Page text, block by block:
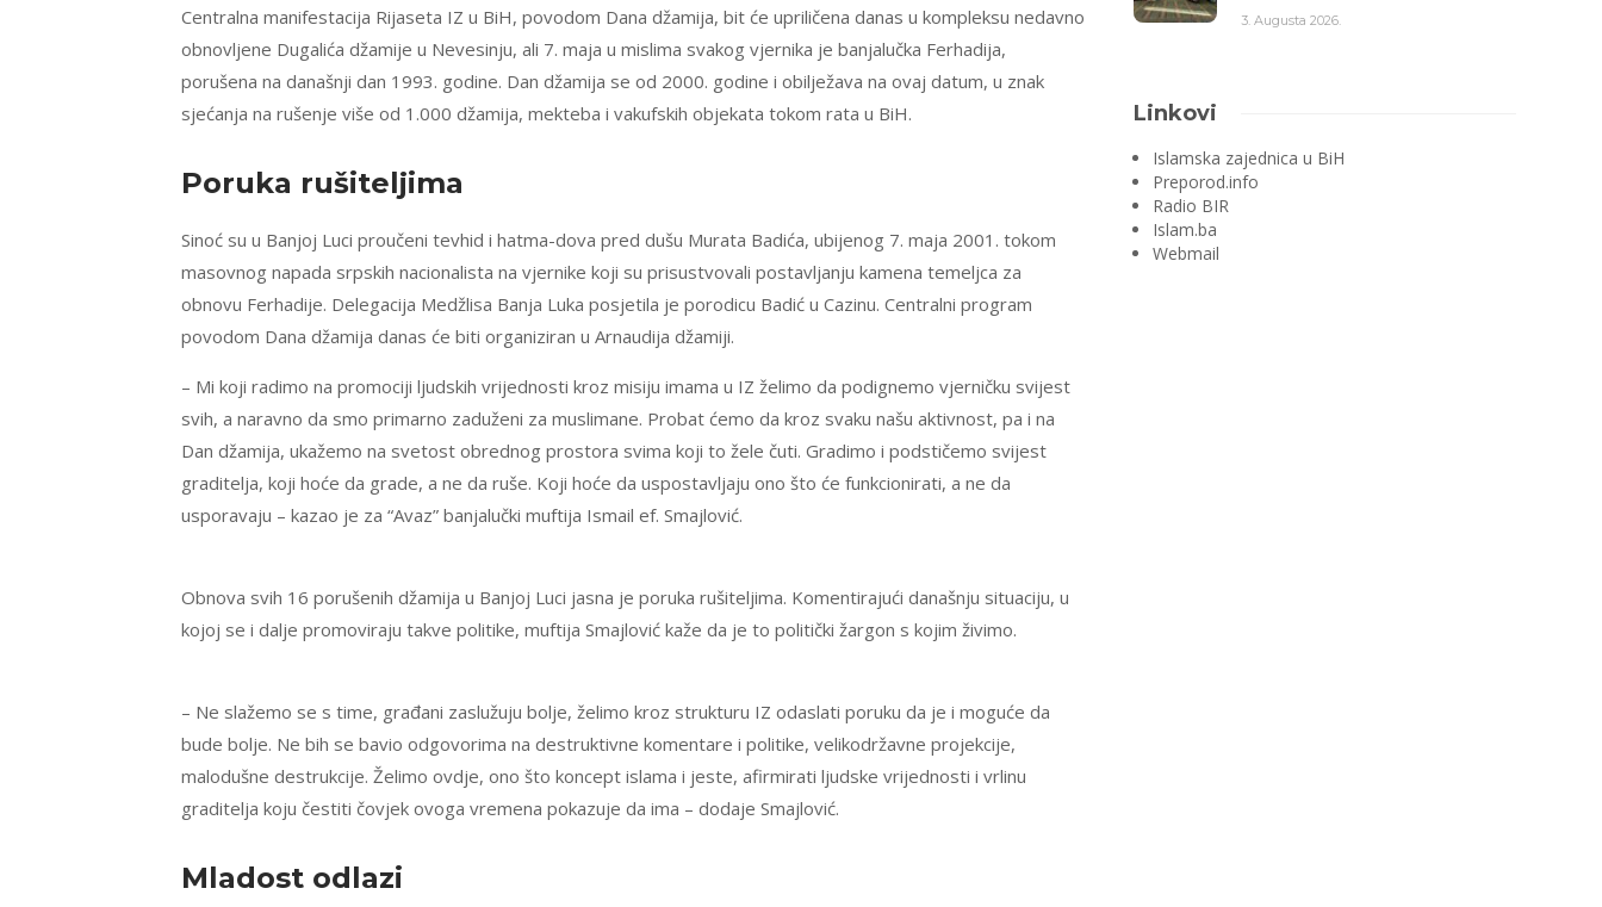
Centralna manifestacija Rijaseta IZ u BiH, povodom Dana džamija, bit će upriličena danas u kompleksu nedavno
obnovljene Dugalića džamije u Nevesinju, ali 7. maja u mislima svakog vjernika je banjalučka Ferhadija,
porušena na današnji dan 1993. godine. Dan džamija se od 2000. godine i obilježava na ovaj datum, u znak
sjećanja na rušenje više od 1.000 džamija, mekteba i vakufskih objekata tokom rata u BiH.
Poruka rušiteljima
Sinoć su u Banjoj Luci proučeni tevhid i hatma-dova pred dušu Murata Badića, ubijenog 7. maja 2001. tokom
masovnog napada srpskih nacionalista na vjernike koji su prisustvovali postavljanju kamena temeljca za
obnovu Ferhadije. Delegacija Medžlisa Banja Luka posjetila je porodicu Badić u Cazinu. Centralni program
povodom Dana džamija danas će biti organiziran u Arnaudija džamiji.
– Mi koji radimo na promociji ljudskih vrijednosti kroz misiju imama u IZ želimo da podignemo vjerničku svijest
svih, a naravno da smo primarno zaduženi za muslimane. Probat ćemo da kroz svaku našu aktivnost, pa i na
Dan džamija, ukažemo na svetost obrednog prostora svima koji to žele čuti. Gradimo i podstičemo svijest
graditelja, koji hoće da grade, a ne da ruše. Koji hoće da uspostavljaju ono što će funkcionirati, a ne da
usporavaju – kazao je za “Avaz” banjalučki muftija Ismail ef. Smajlović.
Obnova svih 16 porušenih džamija u Banjoj Luci jasna je poruka rušiteljima. Komentirajući današnju situaciju, u
kojoj se i dalje promoviraju takve politike, muftija Smajlović kaže da je to politički žargon s kojim živimo.
– Ne slažemo se s time, građani zaslužuju bolje, želimo kroz strukturu IZ odaslati poruku da je i moguće da
bude bolje. Ne bih se bavio odgovorima na destruktivne komentare i politike, velikodržavne projekcije,
malodušne destrukcije. Želimo ovdje, ono što koncept islama i jeste, afirmirati ljudske vrijednosti i vrlinu
graditelja koju čestiti čovjek ovoga vremena pokazuje da ima – dodaje Smajlović.
Mladost odlazi
3. Augusta 2026.
Linkovi
Islamska zajednica u BiH
Preporod.info
Radio BIR
Islam.ba
Webmail